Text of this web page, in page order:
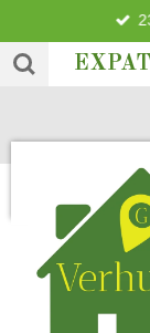
direct
naar